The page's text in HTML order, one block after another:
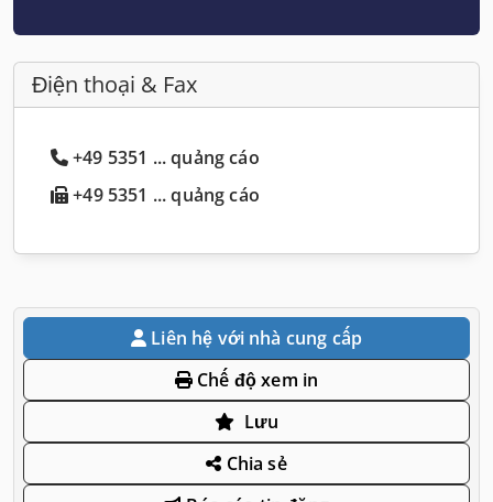
Điện thoại & Fax
+49 5351 ... quảng cáo
+49 5351 ... quảng cáo
Liên hệ với nhà cung cấp
Chế độ xem in
Lưu
Chia sẻ